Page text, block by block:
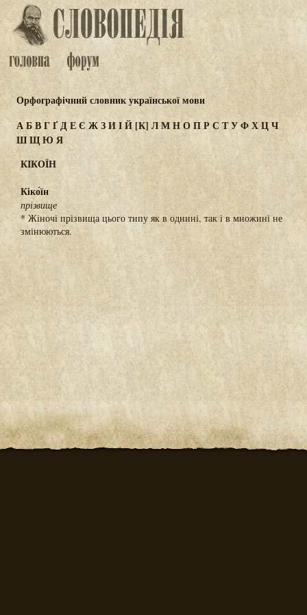
Орфографічний словник української мови
АБВГҐДЕЄ ЖЗИІЙ [К] ЛМНОПР СТУФХЦЧ
ШЩЮЯ
КІКОЇН
Кіко́їн
прізвище
* Жіночі прізвища цього типу як в однині, так і в множині не
змінюються.